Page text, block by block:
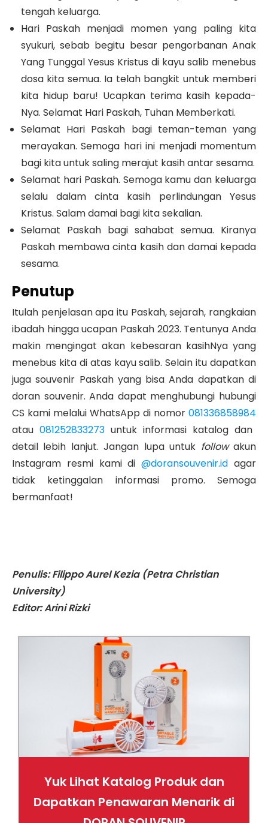
tengah keluarga.
Hari Paskah menjadi momen yang paling kita
syukuri, sebab begitu besar pengorbanan Anak
Yang Tunggal Yesus Kristus di kayu salib menebus
dosa kita semua. Ia telah bangkit untuk memberi
kita hidup baru! Ucapkan terima kasih kepada-
Nya. Selamat Hari Paskah, Tuhan Memberkati.
Selamat Hari Paskah bagi teman-teman yang
merayakan. Semoga hari ini menjadi momentum
bagi kita untuk saling merajut kasih antar sesama.
Selamat hari Paskah. Semoga kamu dan keluarga
selalu dalam cinta kasih perlindungan Yesus
Kristus. Salam damai bagi kita sekalian.
Selamat Paskah bagi sahabat semua. Kiranya
Paskah membawa cinta kasih dan damai kepada
sesama.
Penutup
Itulah penjelasanapa itu Paskah, sejarah, rangkaian
ibadah hinggaucapan Paskah 2023. Tentunya Anda
makin mengingat akan kebesaran kasihNya yang
menebus kita di atas kayu salib.Selain itu dapatkan
juga souvenir Paskah yang bisa Anda dapatkan di
doran souvenir. Anda dapat menghubungi hubungi
CS kami melalui WhatsApp di nomor 081336858984
atau 081252833273 untuk informasi katalog dan
detail lebih lanjut. Jangan lupa untuk followakun
Instagram resmi kami di @doransouvenir.id agar
tidak ketinggalan informasi promo. Semoga
bermanfaat!
Penulis: Filippo Aurel Kezia (Petra Christian
University)
Editor: Arini Rizki
Yuk Lihat Katalog Produk dan
Dapatkan Penawaran Menarik di